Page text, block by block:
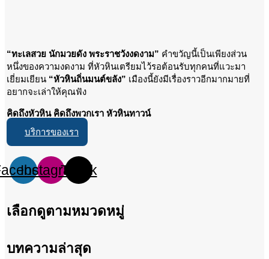
“ทะเลสวย นักมวยดัง พระราชวังงดงาม” คำขวัญนี้เป็นเพียงส่วน
หนึ่งของความงดงาม ที่หัวหินเตรียมไว้รอต้อนรับทุกคนที่แวะมา
เยี่ยมเยียน “หัวหินถิ่นมนต์ขลัง” เมืองนี้ยังมีเรื่องราวอีกมากมายที่
อยากจะเล่าให้คุณฟัง
คิดถึงหัวหิน คิดถึงพวกเรา หัวหินทาวน์
บริการของเรา
InstagramTiktok
เลือกดูตามหมวดหมู่
บทความล่าสุด